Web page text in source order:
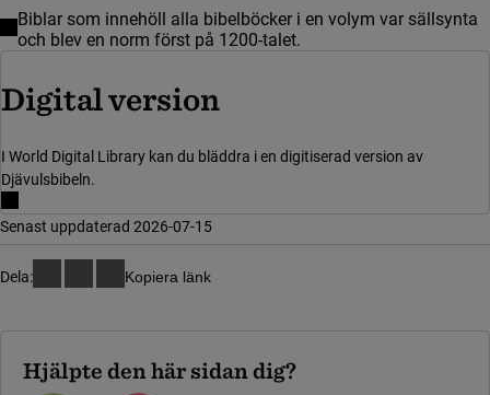
Biblar som innehöll alla bibelböcker i en volym var sällsynta
och blev en norm först på 1200-talet.
Digital version
I World Digital Library kan du bläddra i en digitiserad version av
Djävulsbibeln.
Senast uppdaterad 2026-07-15
Dela: Kopiera länk
Hjälpte den här sidan dig?